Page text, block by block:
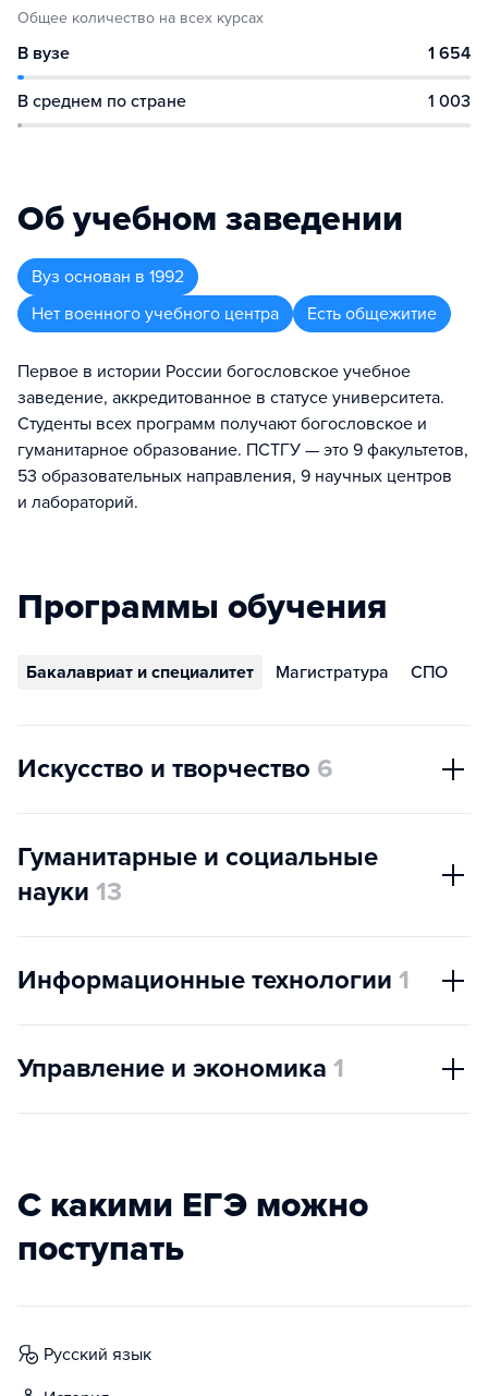
Общее количество на всех курсах
В вузе 1 654
В среднем по стране 1 003
Об учебном заведении
Вуз основан в 1992
Нет военного учебного центра
Есть общежитие
Первое в истории России богословское учебное
заведение, аккредитованное в статусе университета.
Студенты всех программ получают богословское и
гуманитарное образование. ПСТГУ — это 9 факультетов,
53 образовательных направления, 9 научных центров
и лабораторий.
Программы обучения
Бакалавриат и специалитет Магистратура СПО
Искусство и творчество 6
Гуманитарные и социальные
науки 13
Информационные технологии 1
Управление и экономика 1
С какими ЕГЭ можно
поступать
русский язык